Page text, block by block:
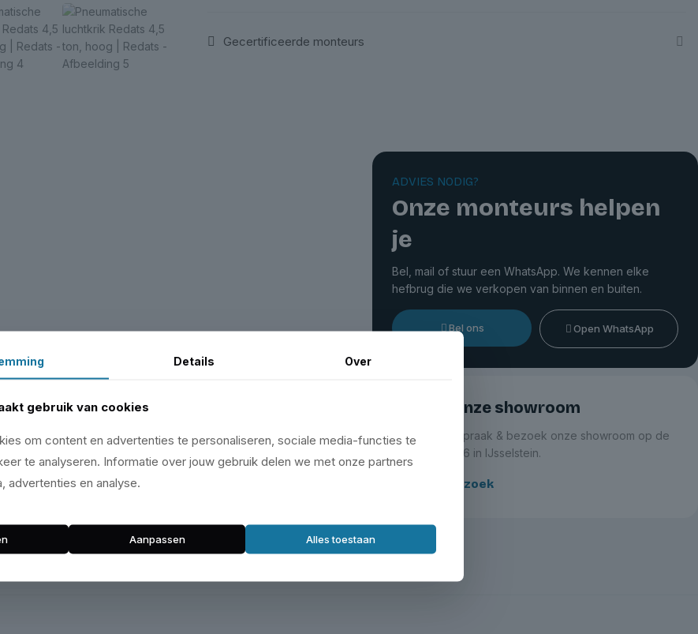
Gecertificeerde monteurs
ADVIES NODIG?
Onze monteurs helpen
je
Bel, mail of stuur een WhatsApp. We kennen elke
hefbrug die we verkopen van binnen en buiten.
Bel ons Open WhatsApp
Bezoek onze showroom
Maak een afspraak & bezoek onze showroom op de
Zeemanlaan 16 in IJsselstein.
Plan je bezoek
Details Over
gebruik van cookies
om content en advertenties te personaliseren, sociale media-functies te
te analyseren. Informatie over jouw gebruik delen we met onze partners
advertenties en analyse.
Aanpassen Alles toestaan